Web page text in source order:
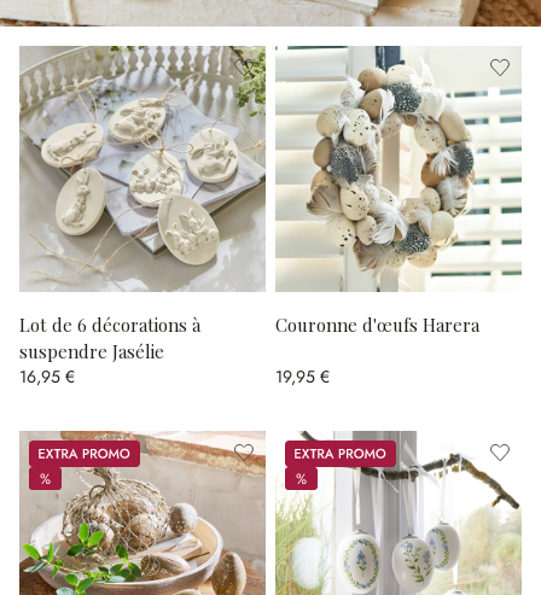
Lot de 6 décorations à
suspendre Jasélie
16,95 €
Couronne d'œufs Harera
19,95 €
Promos
%
%
Promos
%
%